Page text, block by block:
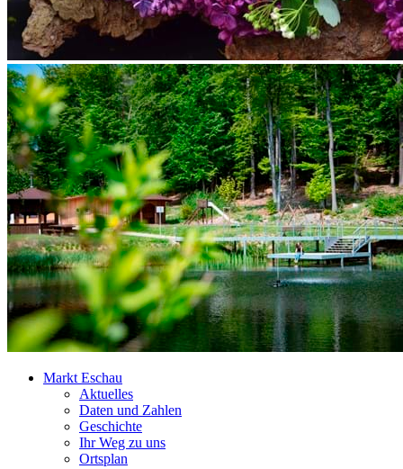
Markt Eschau
Aktuelles
Daten und Zahlen
Geschichte
Ihr Weg zu uns
Ortsplan